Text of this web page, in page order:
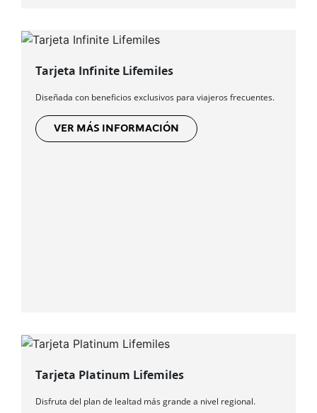
Tarjeta Infinite Lifemiles
Diseñada con beneficios exclusivos para viajeros frecuentes.
VER MÁS INFORMACIÓN
Tarjeta Platinum Lifemiles
Disfruta del plan de lealtad más grande a nivel regional.